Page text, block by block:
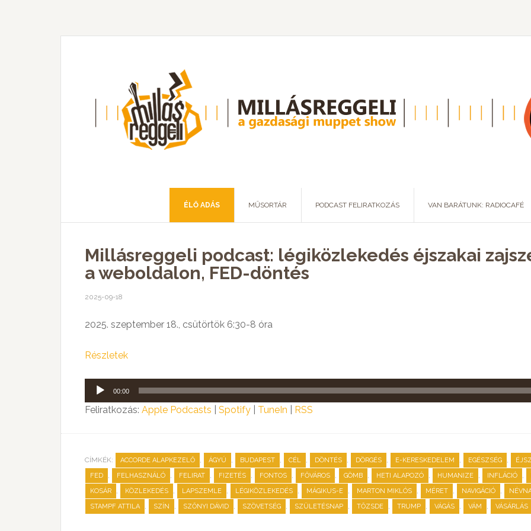
ÉLŐ ADÁS MŰSORTÁR PODCAST FELIRATKOZÁS VAN BARÁTUNK: RADIOCAFÉ
Millásreggeli podcast: légiközlekedés éjszakai
a weboldalon, FED-döntés
2025-09-18
2025. szeptember 18., csütörtök 6:30-8 óra
Részletek
Audió
lejátszó
00:00
Feliratkozás: Apple Podcasts Spotify TuneIn RSS
CÍMKÉK: ACCORDE ALAPKEZELŐ , ÁGYÚ , BUDAPEST , CÉL , DÖNTÉS , DÖRGÉS , E-KERESKEDELEM , EGÉSZSÉG ,
FED , FELHASZNÁLÓ , FELIRAT , FIZETÉS , FONTOS , FŐVÁROS , GÖMB , HETI ALAPOZÓ , HUMANIZE , INFLÁCIÓ ,
KOSÁR , KÖZLEKEDÉS , LAPSZEMLE , LÉGIKÖZLEKEDÉS , MÁGIKUS-E , MARTON MIKLÓS , MÉRET , NAVIGÁCIÓ ,
STAMPF ATTILA , SZÍN , SZŐNYI DÁVID , SZÖVETSÉG , SZÜLETÉSNAP , TŐZSDE , TRUMP , VÁGÁS , VÁM , VÁSÁRLÁS